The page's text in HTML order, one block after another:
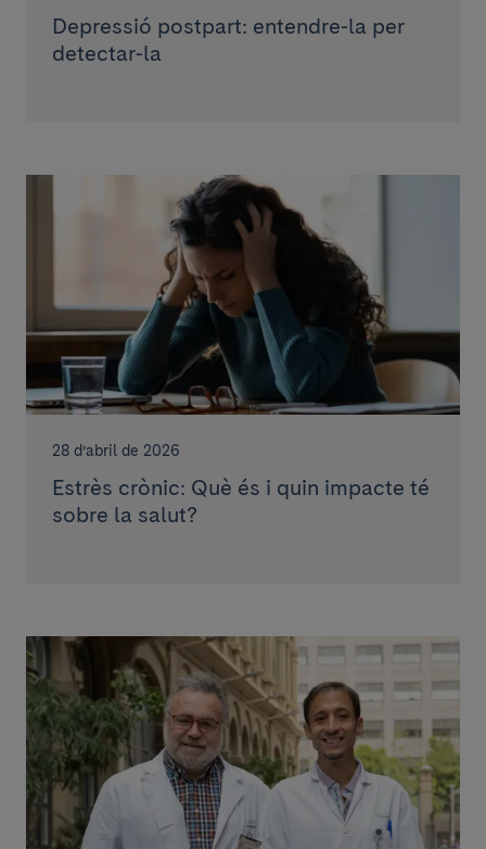
Depressió postpart: entendre-la per
detectar-la
28 d’abril de 2026
Estrès crònic: Què és i quin impacte té
sobre la salut?